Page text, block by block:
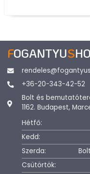
FOGANTYUS
+36-20-343-42-52
Bolt és
1162. Budapest,
Hétfő:
Kedd:
Szerda:
Csütörtök: